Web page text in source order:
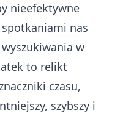
nieefektywne
spotkaniami nas
wyszukiwania w
to relikt
czasu,
szybszy i